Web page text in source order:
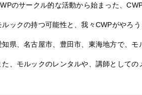
のサークル的な活動から始まった、
ルックの持つ可能性と、我々CWPがやろ
知県、名古屋市、豊田市、東海地方で、モ
た、モルックのレンタルや、講師として